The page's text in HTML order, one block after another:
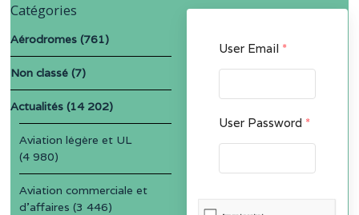
User Email *
User Password *
Catégories
Aérodromes (761)
Non classé (7)
Actualités (14 202)
Aviation légère et UL
(4 980)
Aviation commerciale et
d'affaires (3 446)